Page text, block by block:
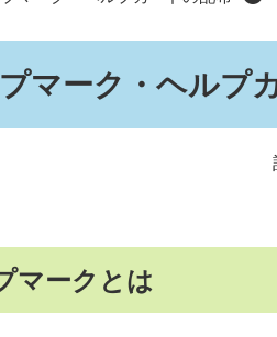
マーク・ヘルプ
マークとは